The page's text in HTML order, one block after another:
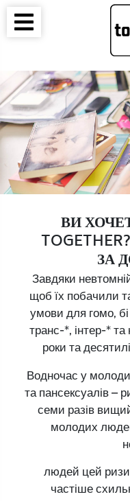
ВИ
ЗА
Завдяки
щоб їх побачили
умови для гомо,
транс-*, інтер-* та
роки та
Водночас у
та пансексуалів –
семи разів
молодих
людей цей
частіше